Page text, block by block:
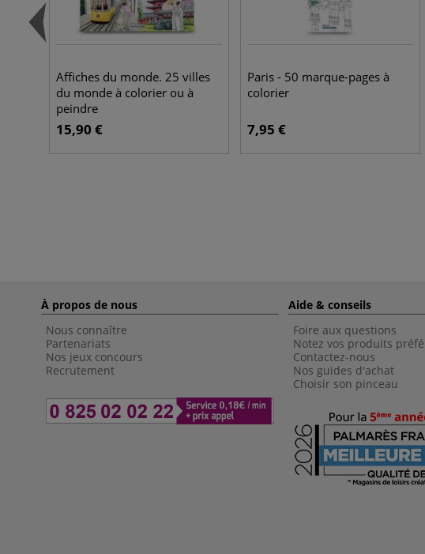
Affiches du monde. 25 villes
du monde à colorier ou à
peindre
15,90 €
Paris - 50 marque-pages à
colorier
7,95 €
À propos de nous
Nous connaître
Partenariats
Nos jeux concours
Recrutement
Aide & conseils
Foire aux questions
Notez vos produits
Contactez-nous
Nos guides d'achat
Choisir son pinceau